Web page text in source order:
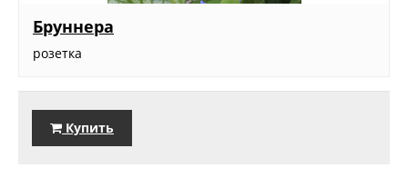
Бруннера
розетка
Купить